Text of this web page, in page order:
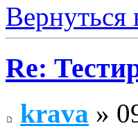
Вернуться
Re:
krava »